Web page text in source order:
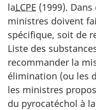
laLCPE (1999).
ministres doivent
spécifique, soit de
Liste des
recommander la
élimination (ou les
les ministres
du pyrocatéchol à